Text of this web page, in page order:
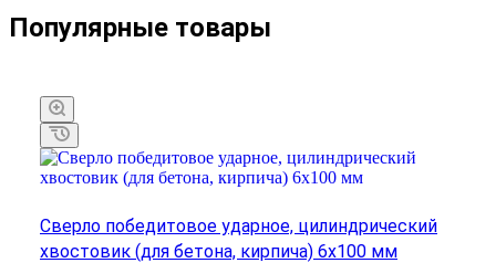
Популярные товары
Сверло победитовое ударное, цилиндрический
хвостовик (для бетона, кирпича) 6х100 мм